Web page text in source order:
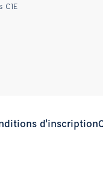
C1E
d'inscription